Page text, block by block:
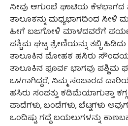
ನೀವು ಆಗುಂಬೆ ಘಾಟಿಯ
ತಾಲೂಕನ್ನು ಮಧ್ಯಭಾಗದಿಂದ ಸೀಳಿ
ಹೀಗೆ ಬಜಗೋಳಿ ಮಾಳದವರೆಗೆ
ಪಶ್ಚಿಮ ಘಟ್ಟ ಶ್ರೇಣಿಯನ್ನು ತಬ್ಬಿ
ತಾಲೂಕಿನ ಮೋಹಕ ಹಸಿರು
ತಾಲೂಕಿನ ಪೂರ್ವ ಭಾಗವು ಪಶ್ಚಿಮ
ಒಳಗಾಗಿದ್ದರೆ, ನಿಮ್ಮ ಸಂಚಾರದ
ಹಸಿರು ಸಂಪತ್ತು ಕಡಿಮೆಯಾಗುತ್ತಾ
ಪಾದೆಗಳು, ಬಂಡೆಗಳು, ಬೆಟ್ಟಗಳು
ಒಂದಿಷ್ಟು ಗದ್ದೆ ಬಯಲುಗಳನ್ನು